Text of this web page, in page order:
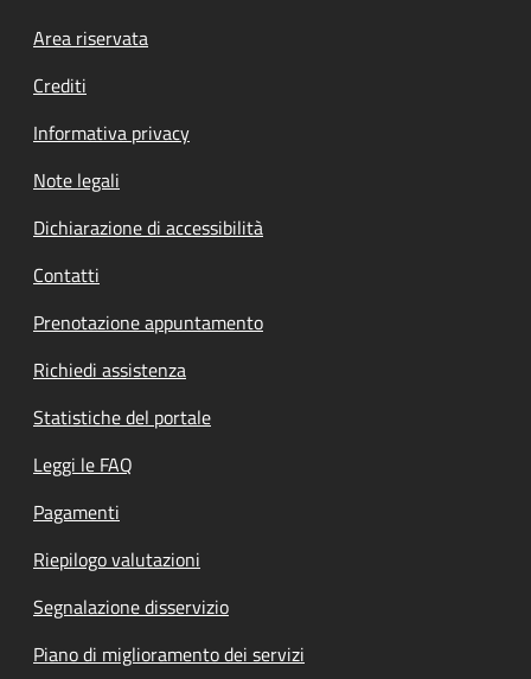
Footer menu
Area riservata
Crediti
Informativa privacy
Note legali
Dichiarazione di accessibilità
Contatti
Prenotazione appuntamento
Richiedi assistenza
Statistiche del portale
Leggi le FAQ
Pagamenti
Riepilogo valutazioni
Segnalazione disservizio
Piano di miglioramento dei servizi